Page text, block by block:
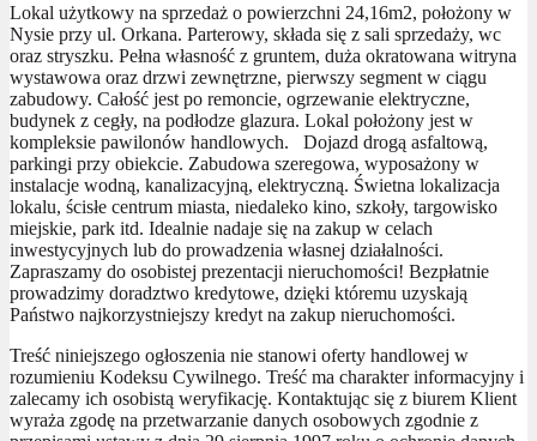
Lokal użytkowy na sprzedaż o powierzchni 24,16m2, położony w
Nysie przy ul. Orkana. Parterowy, składa się z sali sprzedaży, wc
oraz stryszku. Pełna własność z gruntem, duża okratowana witryna
wystawowa oraz drzwi zewnętrzne, pierwszy segment w ciągu
zabudowy. Całość jest po remoncie, ogrzewanie elektryczne,
budynek z cegły, na podłodze glazura. Lokal położony jest w
kompleksie pawilonów handlowych. Dojazd drogą asfaltową,
parkingi przy obiekcie. Zabudowa szeregowa, wyposażony w
instalacje wodną, kanalizacyjną, elektryczną. Świetna lokalizacja
lokalu, ścisłe centrum miasta, niedaleko kino, szkoły, targowisko
miejskie, park itd. Idealnie nadaje się na zakup w celach
inwestycyjnych lub do prowadzenia własnej działalności.
Zapraszamy do osobistej prezentacji nieruchomości! Bezpłatnie
prowadzimy doradztwo kredytowe, dzięki któremu uzyskają
Państwo najkorzystniejszy kredyt na zakup nieruchomości.
Treść niniejszego ogłoszenia nie stanowi oferty handlowej w
rozumieniu Kodeksu Cywilnego. Treść ma charakter informacyjny i
zalecamy ich osobistą weryfikację. Kontaktując się z biurem Klient
wyraża zgodę na przetwarzanie danych osobowych zgodnie z